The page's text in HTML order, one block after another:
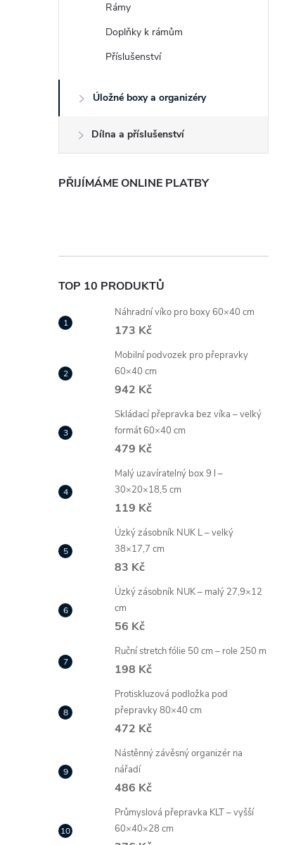
Rámy
Doplňky k rámům
Příslušenství
Úložné boxy a organizéry
Dílna a příslušenství
PŘIJÍMÁME ONLINE PLATBY
TOP 10 PRODUKTŮ
Náhradní víko pro boxy 60×40 cm
173 Kč
Mobilní podvozek pro přepravky
60×40 cm
942 Kč
Skládací přepravka bez víka – velký
formát 60×40 cm
479 Kč
Malý uzavíratelný box 9 l –
30×20×18,5 cm
119 Kč
Úzký zásobník NUK L – velký
38×17,7 cm
83 Kč
Úzký zásobník NUK – malý 27,9×12
cm
56 Kč
Ruční stretch fólie 50 cm – role 250 m
198 Kč
Protiskluzová podložka pod
přepravky 80×40 cm
472 Kč
Nástěnný závěsný organizér na
nářadí
486 Kč
Průmyslová přepravka KLT – vyšší
60×40×28 cm